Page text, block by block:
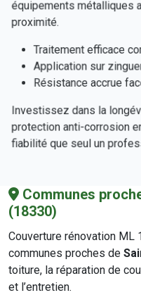
équipements métalliques
proximité.
Traitement efficace
Application sur
Résistance accrue
Investissez dans la
protection anti-corrosion
fiabilité que seul un
Communes
(18330)
Couverture rénovation ML
communes proches de
toiture, la réparation de
et l’entretien.